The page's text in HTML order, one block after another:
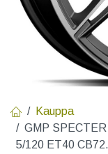
Kauppa
GMP
5/120 ET40